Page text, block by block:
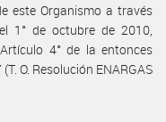
este Organismo a través
1° de octubre de 2010,
4° de la entonces
O. Resolución ENARGAS